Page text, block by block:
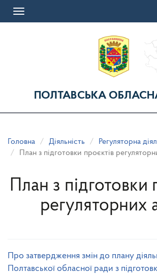
Toggle
ПОЛТАВСЬКА
Головна Діяльність
Регуляторна
План з підготовки проєктів
План з підготовки
регуляторних
Про затвердження змін до плану
Полтавської обласної ради з